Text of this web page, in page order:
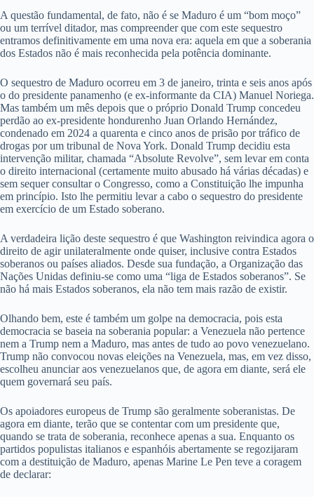
A questão fundamental, de fato, não é se Maduro é um “bom moço”
ou um terrível ditador, mas compreender que com este sequestro
entramos definitivamente em uma nova era: aquela em que a soberania
dos Estados não é mais reconhecida pela potência dominante.
O sequestro de Maduro ocorreu em 3 de janeiro, trinta e seis anos após
o do presidente panamenho (e ex-informante da CIA) Manuel Noriega.
Mas também um mês depois que o próprio Donald Trump concedeu
perdão ao ex-presidente hondurenho Juan Orlando Hernández,
condenado em 2024 a quarenta e cinco anos de prisão por tráfico de
drogas por um tribunal de Nova York. Donald Trump decidiu esta
intervenção militar, chamada “Absolute Revolve”, sem levar em conta
o direito internacional (certamente muito abusado há várias décadas) e
sem sequer consultar o Congresso, como a Constituição lhe impunha
em princípio. Isto lhe permitiu levar a cabo o sequestro do presidente
em exercício de um Estado soberano.
A verdadeira lição deste sequestro é que Washington reivindica agora o
direito de agir unilateralmente onde quiser, inclusive contra Estados
soberanos ou países aliados. Desde sua fundação, a Organização das
Nações Unidas definiu-se como uma “liga de Estados soberanos”. Se
não há mais Estados soberanos, ela não tem mais razão de existir.
Olhando bem, este é também um golpe na democracia, pois esta
democracia se baseia na soberania popular: a Venezuela não pertence
nem a Trump nem a Maduro, mas antes de tudo ao povo venezuelano.
Trump não convocou novas eleições na Venezuela, mas, em vez disso,
escolheu anunciar aos venezuelanos que, de agora em diante, será ele
quem governará seu país.
Os apoiadores europeus de Trump são geralmente soberanistas. De
agora em diante, terão que se contentar com um presidente que,
quando se trata de soberania, reconhece apenas a sua. Enquanto os
partidos populistas italianos e espanhóis abertamente se regozijaram
com a destituição de Maduro, apenas Marine Le Pen teve a coragem
de declarar: